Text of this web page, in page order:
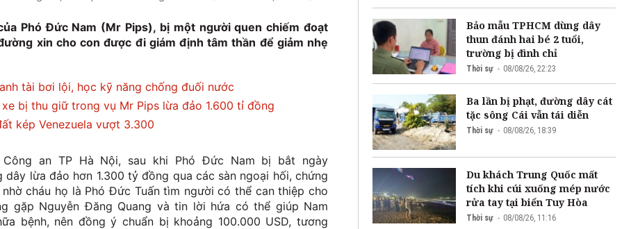
Phó Đức Nam (Mr Pips), bị một người quen chiếm đoạt
xin cho con được đi giám định tâm thần để giảm nhẹ
tài bơi lội, học kỹ năng chống đuối nước
xe bị thu giữ trong vụ Mr Pips lừa đảo 1.600 tỉ đồng
kép Venezuela vượt 3.300
an TP Hà Nội, sau khi Phó Đức Nam bị bắt ngày
lừa đảo hơn 1.300 tỷ đồng qua các sàn ngoại hối, chứng
cháu họ là Phó Đức Tuấn tìm người có thể can thiệp cho
gặp Nguyễn Đăng Quang và tin lời hứa có thể giúp Nam
bệnh, nên đồng ý chuẩn bị khoảng 100.000 USD, tương
Bảo mẫu TPHCM dùng dây
thun đánh hai bé 2 tuổi,
trường bị đình chỉ
Thời sự 08/08/26, 22:23
Ba lần bị phạt, đường dây cát
tặc sông Cái vẫn tái diễn
Thời sự 08/08/26, 18:39
Du khách Trung Quốc mất
tích khi cúi xuống mép nước
rửa tay tại biển Tuy Hòa
Thời sự 08/08/26, 11:16